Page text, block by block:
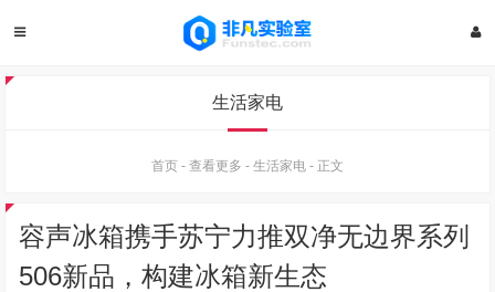
生活家电
首页 - 查看更多 - 生活家电 - 正文
容声冰箱携手苏宁力推双净无边界系列
506新品，构建冰箱新生态